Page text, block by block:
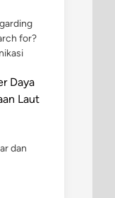
for?
Daya
Laut
dan